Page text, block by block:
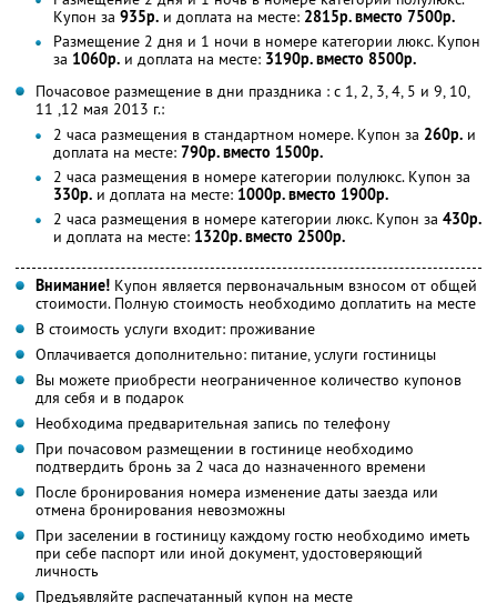
Купон за 935р. и доплата на месте: 2815р. вместо 7500р.
Размещение 2 дня и 1 ночи в номере категории люкс. Купон
за 1060р. и доплата на месте: 3190р. вместо 8500р.
Почасовое размещение в дни праздника : с 1, 2, 3, 4, 5 и 9, 10,
11 ,12 мая 2013 г.:
2 часа размещения в стандартном номере. Купон за 260р. и
доплата на месте: 790р. вместо 1500р.
2 часа размещения в номере категории полулюкс. Купон за
330р. и доплата на месте: 1000р. вместо 1900р.
2 часа размещения в номере категории люкс. Купон за 430р.
и доплата на месте: 1320р. вместо 2500р.
Внимание! Купон является первоначальным взносом от общей
стоимости. Полную стоимость необходимо доплатить на месте
В стоимость услуги входит: проживание
Оплачивается дополнительно: питание, услуги гостиницы
Вы можете приобрести неограниченное количество купонов
для себя и в подарок
Необходима предварительная запись по телефону
При почасовом размещении в гостинице необходимо
подтвердить бронь за 2 часа до назначенного времени
После бронирования номера изменение даты заезда или
отмена бронирования невозможны
При заселении в гостиницу каждому гостю необходимо иметь
при себе паспорт или иной документ, удостоверяющий
личность
Предъявляйте распечатанный купон на месте